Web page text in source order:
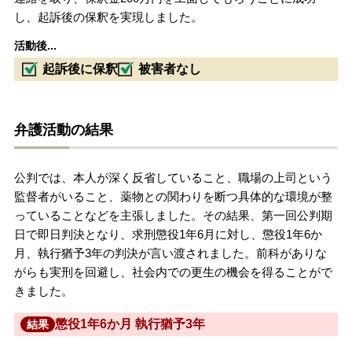
し、起訴後の保釈を実現しました。
活動後...
起訴後に保釈 被害者なし
弁護活動の結果
公判では、本人が深く反省していること、職場の上司という
監督者がいること、薬物との関わりを断つ具体的な環境が整
っていることなどを主張しました。その結果、第一回公判期
日で即日判決となり、求刑懲役1年6月に対し、懲役1年6か
月、執行猶予3年の判決が言い渡されました。前科がありな
がらも実刑を回避し、社会内での更生の機会を得ることがで
きました。
結果 懲役1年6か月 執行猶予3年